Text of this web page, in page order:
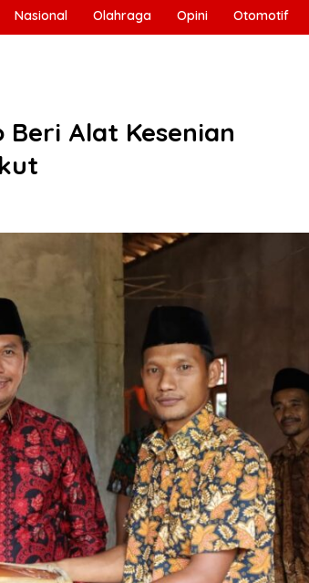
Nasional Olahraga Opini Otomotif
Beri Alat Kesenian